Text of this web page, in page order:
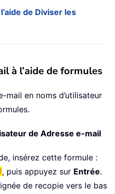
de Diviser les
à l’aide de formules
mail en noms d’utilisateur
de Adresse e-mail
insérez cette formule :
, puis appuyez sur Entrée.
de recopie vers le bas